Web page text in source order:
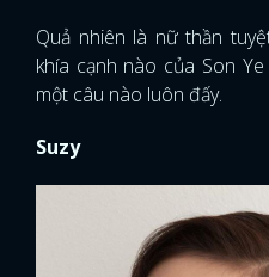
Quả nhiên là nữ thần
khía cạnh nào của Son
một câu nào luôn đấy.
Suzy